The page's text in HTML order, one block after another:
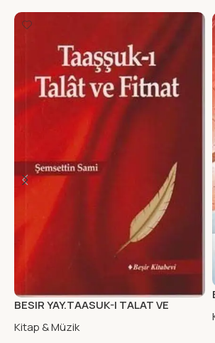
BESIR YAY.TAASUK-I TALAT VE
FITNAT
Kitap & Müzik